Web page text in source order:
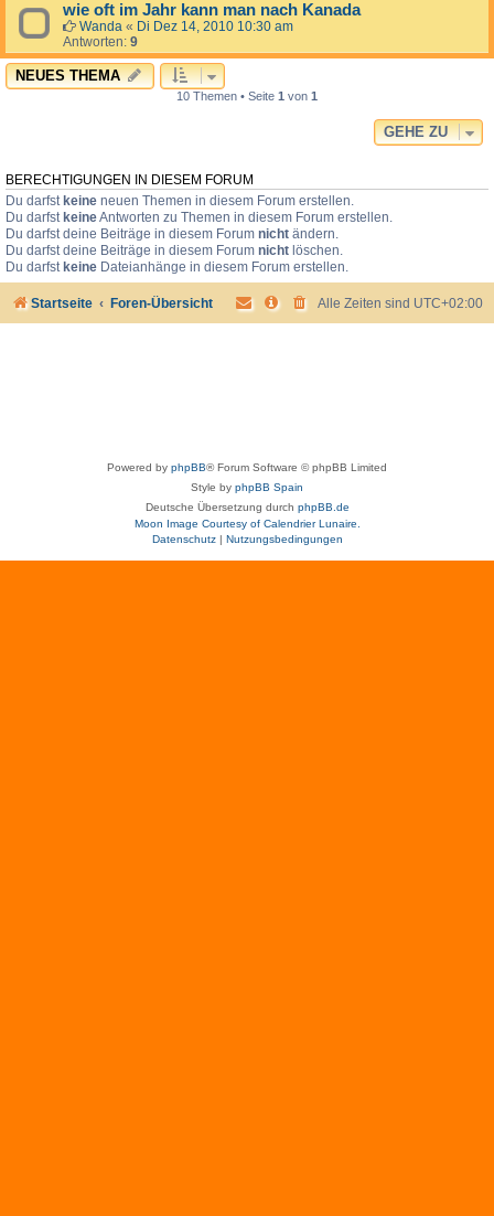
wie oft im Jahr kann man nach Kanada
Wanda « Di Dez 14, 2010 10:30 am
Antworten: 9
NEUES THEMA
10 Themen • Seite 1 von 1
GEHE ZU
BERECHTIGUNGEN IN DIESEM FORUM
Du darfst keine neuen Themen in diesem Forum erstellen.
Du darfst keineAntworten zu Themen in diesem Forum erstellen.
Du darfst deine Beiträge in diesem Forum nicht ändern.
Du darfst deine Beiträge in diesem Forum nicht löschen.
Du darfst keine Dateianhänge in diesem Forum erstellen.
Startseite Foren-Übersicht Alle Zeiten sind UTC+02:00
Powered by phpBB® Forum Software © phpBB Limited
Style by phpBB Spain
Deutsche Übersetzung durch phpBB.de
Moon Image Courtesy of Calendrier Lunaire.
Datenschutz| Nutzungsbedingungen